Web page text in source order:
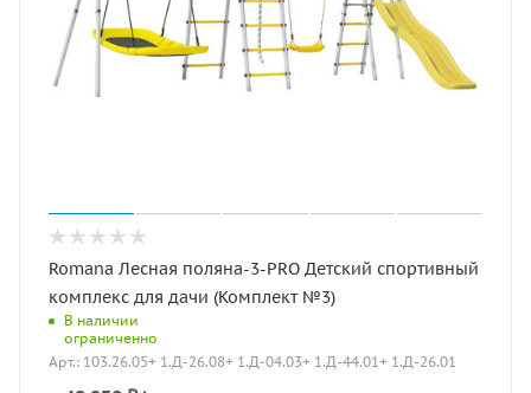
Romana Лесная поляна-3-PRO Детский спортивный
комплекс для дачи (Комплект №3)
В наличии
ограниченно
Арт.: 103.26.05+ 1.Д-26.08+ 1.Д-04.03+ 1.Д-44.01+ 1.Д-26.01